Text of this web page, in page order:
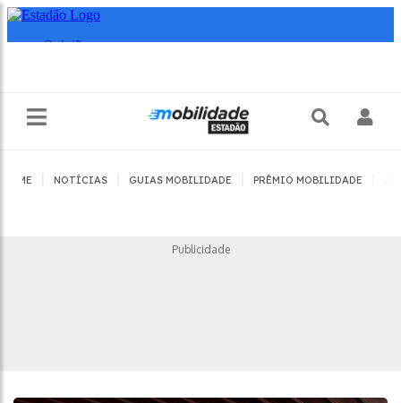
HOME NOTÍCIAS GUIAS MOBILIDADE PRÊMIO MOBILIDADE
Publicidade